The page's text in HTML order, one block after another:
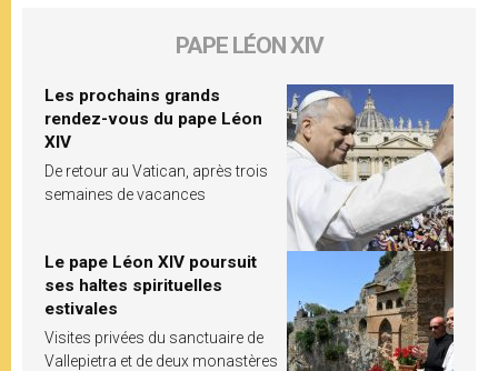
PAPE LÉON XIV
Les prochains grands
rendez-vous du pape Léon
XIV
De retour au Vatican, après trois
semaines de vacances
Le pape Léon XIV poursuit
ses haltes spirituelles
estivales
Visites privées du sanctuaire de
Vallepietra et de deux monastères